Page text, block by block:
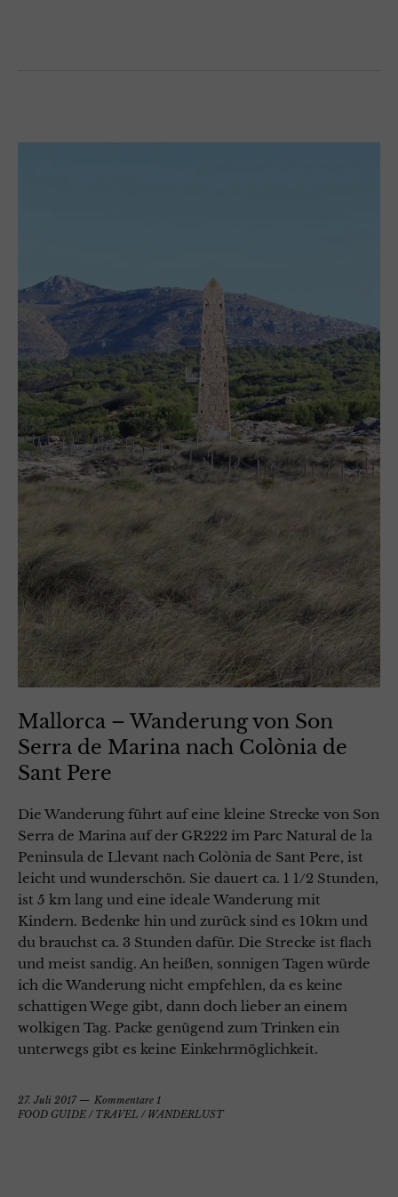
Mallorca – Wanderung von Son
Serra de Marina nach Colònia de
Sant Pere
Die Wanderung führt auf eine kleine Strecke von Son
Serra de Marina auf der GR222 im Parc Natural de la
Peninsula de Llevant nach Colònia de Sant Pere, ist
leicht und wunderschön. Sie dauert ca. 1 1/2 Stunden,
ist 5 km lang und eine ideale Wanderung mit
Kindern. Bedenke hin und zurück sind es 10km und
du brauchst ca. 3 Stunden dafür. Die Strecke ist flach
und meist sandig. An heißen, sonnigen Tagen würde
ich die Wanderung nicht empfehlen, da es keine
schattigen Wege gibt, dann doch lieber an einem
wolkigen Tag. Packe genügend zum Trinken ein
unterwegs gibt es keine Einkehrmöglichkeit.
27. Juli 2017
Kommentare 1
FOOD GUIDE / TRAVEL / WANDERLUST